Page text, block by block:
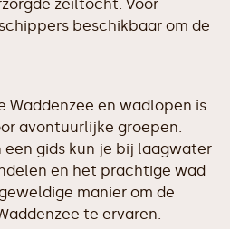
zeiltocht. Voor
beschikbaar om de
Waddenzee en wadlopen is
avontuurlijke groepen.
een gids kun je bij laagwater
en het prachtige wad
manier om de
te ervaren.